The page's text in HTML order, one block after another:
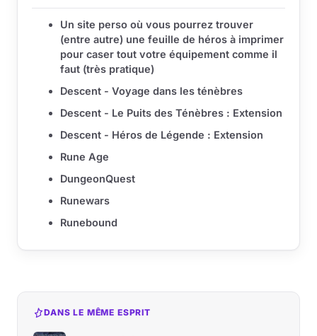
Un site perso où vous pourrez trouver
(entre autre) une feuille de héros à imprimer
pour caser tout votre équipement comme il
faut (très pratique)
Descent - Voyage dans les ténèbres
Descent - Le Puits des Ténèbres : Extension
Descent - Héros de Légende : Extension
Rune Age
DungeonQuest
Runewars
Runebound
DANS LE MÊME ESPRIT